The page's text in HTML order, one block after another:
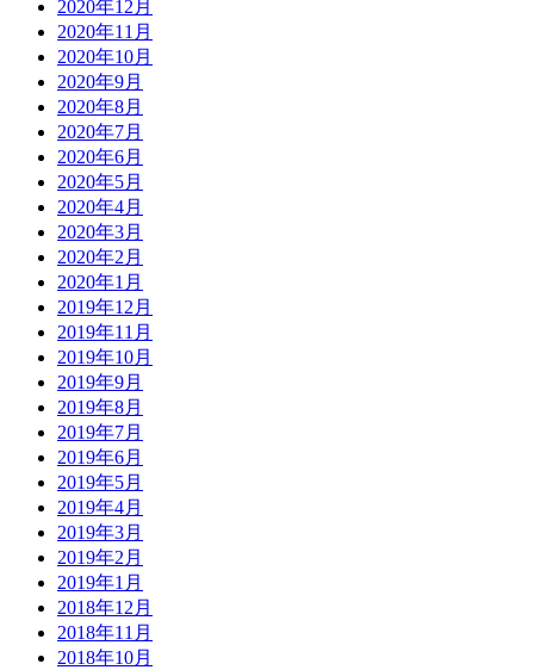
2020年12月
2020年11月
2020年10月
2020年9月
2020年8月
2020年7月
2020年6月
2020年5月
2020年4月
2020年3月
2020年2月
2020年1月
2019年12月
2019年11月
2019年10月
2019年9月
2019年8月
2019年7月
2019年6月
2019年5月
2019年4月
2019年3月
2019年2月
2019年1月
2018年12月
2018年11月
2018年10月